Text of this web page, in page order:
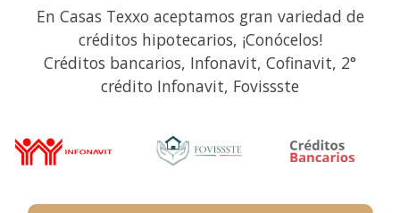
En Casas Texxo aceptamos gran variedad de
créditos hipotecarios, ¡Conócelos!
Créditos bancarios, Infonavit, Cofinavit, 2°
crédito Infonavit, Fovissste